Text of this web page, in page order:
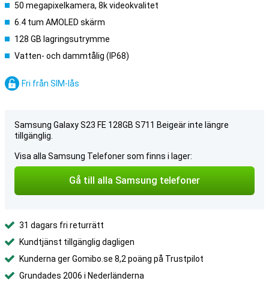
50 megapixelkamera, 8k videokvalitet
6.4 tum AMOLED skärm
128 GB lagringsutrymme
Vatten- och dammtålig (IP68)
Fri från SIM-lås
Samsung Galaxy S23 FE 128GB S711 Beigeär inte längre
tillgänglig.
Visa alla Samsung Telefoner som finns i lager:
Gå till alla Samsung telefoner
31 dagars fri returrätt
Kundtjänst tillgänglig dagligen
Kunderna ger Gomibo.se 8,2 poäng på Trustpilot
Grundades 2006 i Nederländerna